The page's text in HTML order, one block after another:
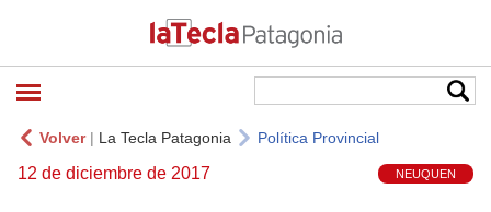
Volver| La Tecla Patagonia Política Provincial
12 de diciembre de 2017 NEUQUEN